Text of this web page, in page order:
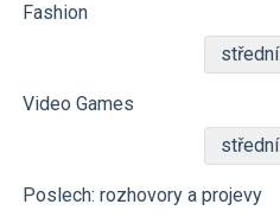
Fashion
střední
Video Games
střední
Poslech: rozhovory a projevy